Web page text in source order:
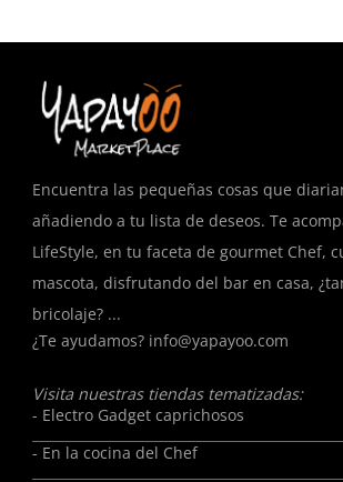
Encuentra las pequeñas cosas que
añadiendo a tu lista de deseos. Te
LifeStyle, en tu faceta de gourmet Chef,
mascota, disfrutando del bar en casa,
bricolaje? ...
¿Te ayudamos? info@yapayoo.com
Visita nuestras tiendas tematizadas:
- Electro Gadget caprichosos
- En la cocina del Chef